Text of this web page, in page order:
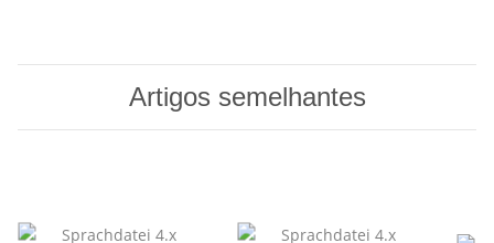
Artigos semelhantes